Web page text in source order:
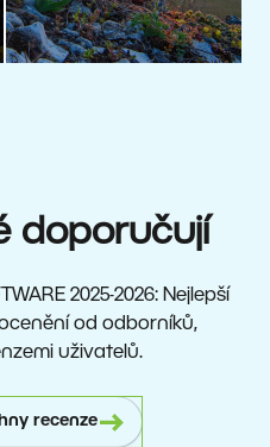
doporučují
2025-2026: Nejlepší
od odborníků,
uživatelů.
recenze